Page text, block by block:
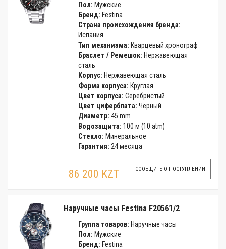
Пол: Мужские
Бренд: Festina
Страна происхождения бренда:
Испания
Тип механизма: Кварцевый хронограф
Браслет / Ремешок: Нержавеющая
сталь
Корпус: Нержавеющая сталь
Форма корпуса: Круглая
Цвет корпуса: Серебристый
Цвет циферблата: Черный
Диаметр: 45 mm
Водозащита: 100 м (10 atm)
Стекло: Минеральное
Гарантия: 24 месяца
86 200 KZT СООБЩИТЕ О ПОСТУПЛЕНИИ
Наручные часы Festina F20561/2
Группа товаров: Наручные часы
Пол: Мужские
Бренд: Festina